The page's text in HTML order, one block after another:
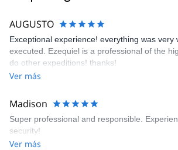
AUGUSTO
Exceptional experience! everything was very
executed. Ezequiel is a professional of the
do other expeditions! thanks!
Ver más
Madison
Super professional and responsible.
security!
Ver más